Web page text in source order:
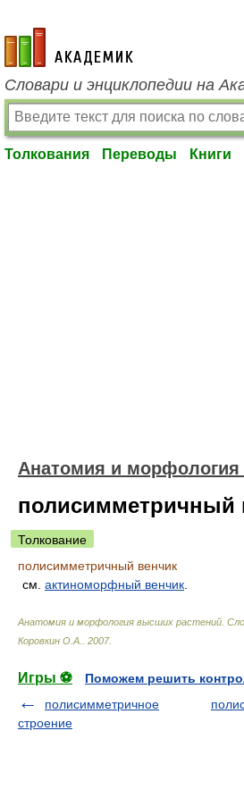
academic.ru
Словари и энциклопедии на
Толкования Переводы Книги
Анатомия и морфология
полисимметричный
Толкование
полисимметричный венчик
см. актиноморфный венчик
Анатомия и морфология высших растений.
Коровкин О.А.
2007.
Игры ⚽
Поможем решить
полисимметричное
строение